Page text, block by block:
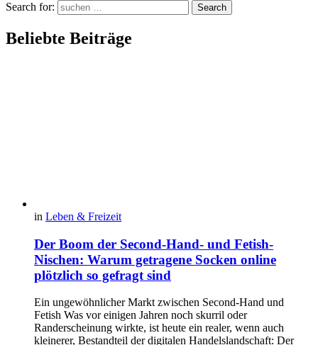
Search for: Search
Beliebte Beiträge
in Leben & Freizeit
Der Boom der Second-Hand- und Fetish-
Nischen: Warum getragene Socken online
plötzlich so gefragt sind
Ein ungewöhnlicher Markt zwischen Second-Hand und
Fetish Was vor einigen Jahren noch skurril oder
Randerscheinung wirkte, ist heute ein realer, wenn auch
kleinerer, Bestandteil der digitalen Handelslandschaft: Der